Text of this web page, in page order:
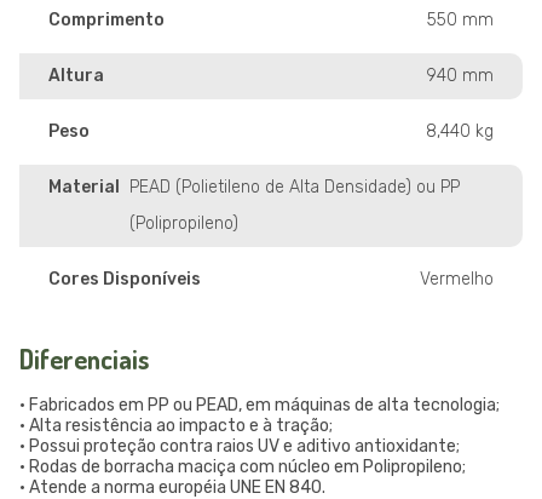
Comprimento 550 mm
Altura 940 mm
Peso 8,440 kg
Material
PEAD (Polietileno de Alta Densidade) ou PP
(Polipropileno)
Cores Disponíveis Vermelho
Diferenciais
• Fabricados em PP ou PEAD, em máquinas de alta tecnologia;
• Alta resistência ao impacto e à tração;
• Possui proteção contra raios UV e aditivo antioxidante;
• Rodas de borracha maciça com núcleo em Polipropileno;
• Atende a norma européia UNE EN 840.